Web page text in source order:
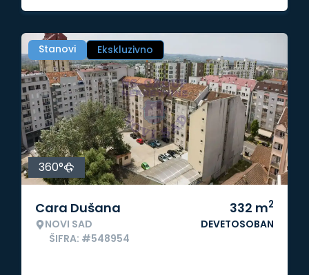
Stanovi Ekskluzivno
360°
Cara Dušana
NOVI SAD
ŠIFRA: #548954
332 m2
DEVETOSOBAN